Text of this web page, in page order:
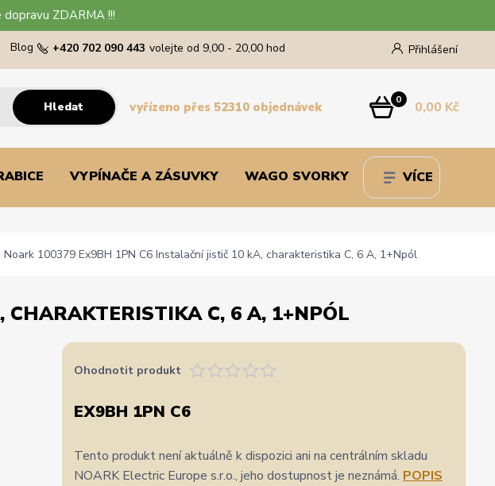
ZDARMA !!!
Blog Přihlášení
Hledat
+420 702 090 443 volejte od 9,00 - 20,00 hod
0 0,00 Kč
vyřízeno přes 52310 objednávek
VYPÍNAČE A ZÁSUVKY WAGO SVORKY VÍCE
Noark 100379 Ex9BH 1PN C6 Instalační jistič 10 kA, charakteristika C, 6 A, 1+Npól
C, 6 A, 1+NPÓL
Ohodnotit produkt
EX9BH 1PN C6
Tento produkt není aktuálně k dispozici ani na centrálním skladu
NOARK Electric Europe s.r.o., jeho dostupnost je neznámá. POPIS